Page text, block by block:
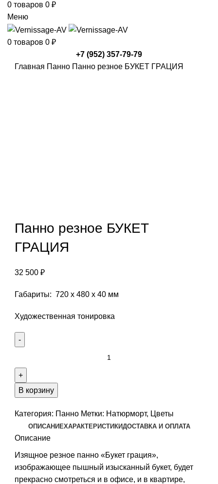
0 товаров 0 ₽
Меню
0 товаров 0 ₽
+7 (952) 357-79-79
Главная Панно Панно резное БУКЕТ ГРАЦИЯ
Панно резное БУКЕТ
ГРАЦИЯ
32 500 ₽
Габариты: 720 х 480 х 40 мм
Художественная тонировка
резное
БУКЕТ
В корзину
Категория: Панно Метки: Натюрморт, Цветы
ОПИСАНИЕХАРАКТЕРИСТИКИДОСТАВКА И ОПЛАТА
Описание
Изящное резное панно «Букет грация»,
изображающее пышный изысканный букет, будет
прекрасно смотреться и в офисе, и в квартире,